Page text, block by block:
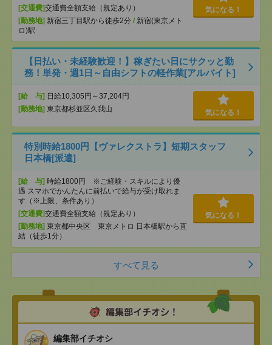
[交通費]交通費全額支給（規定あり）
[勤務地] 新宿三丁目駅から徒歩2分 / 新宿(東京メト
ロ)駅
気になる！
【日払い・未経験歓迎！】稼ぎたい日にサクッと勤
務！単発・週1日～自由シフトの軽作業[アルバイト]
[給 与] 日給10,305円～37,204円
[勤務地] 東京都杉並区久我山 気になる！
特別時給1800円【ヴァレクストラ】短期スタッフ
日本橋[派遣]
[給 与] 時給1800円 ※ご経験・スキルにより優
遇 スマホでかんたんに前払いで給与が受け取れま
す（※上限、条件あり）
[交通費]交通費全額支給（規定あり）
[勤務地] 東京都中央区 東京メトロ 日本橋駅から直
結（徒歩1分）
気になる！
すべて見る
編集部イチオシ